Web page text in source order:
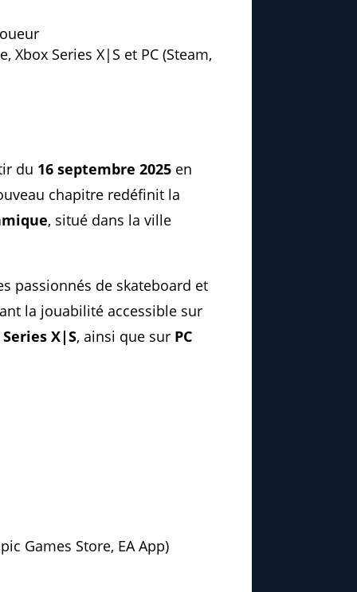
Xbox Series X|S et PC (Steam,
du 16 septembre 2025 en
chapitre redéfinit la
, situé dans la ville
passionnés de skateboard et
la jouabilité accessible sur
X|S, ainsi que sur PC
Games Store, EA App)